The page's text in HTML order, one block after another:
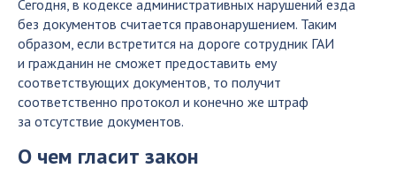
Сегодня, в кодексе административных нарушений езда
без документов считается правонарушением. Таким
образом, если встретится на дороге сотрудник ГАИ
и гражданин не сможет предоставить ему
соответствующих документов, то получит
соответственно протокол и конечно же штраф
за отсутствие документов.
О чем гласит закон